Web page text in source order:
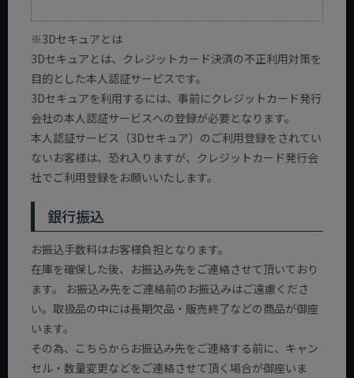
※3Dセキュアとは
3Dセキュアとは、クレジットカード決済の不正利用対策を
目的とした本人認証サービスです。
3Dセキュアを利用するには、事前にクレジットカード発行
会社の本人認証サービスへの登録が必要となります。
本人認証サービス（3Dセキュア）のご利用登録をされてい
ないお客様は、恐れ入りますが、クレジットカード発行会
社でご利用登録をお願いいたします。
銀行振込
お振込手数料はお客様負担となります。
在庫を確保した後、お振込み先をご連絡させて頂いており
ます。 お振込み先をご連絡前のお振込みはご遠慮くださ
い。取扱品の中には長期欠品・販売終了などの商品が御座
います。
その為、こちらからお振込み先をご連絡する前に、キャン
セル・数量変更などをご連絡させて頂く場合が御座いま